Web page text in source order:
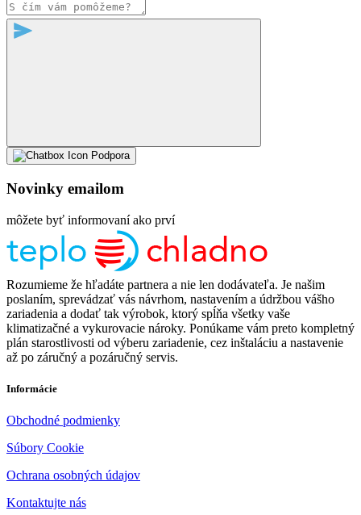
Podpora
Novinky emailom
môžete byť informovaní ako prví
Rozumieme že hľadáte partnera a nie len dodávateľa. Je našim
poslaním, sprevádzať vás návrhom, nastavením a údržbou vášho
zariadenia a dodať tak výrobok, ktorý spĺňa všetky vaše
klimatizačné a vykurovacie nároky. Ponúkame vám preto kompletný
plán starostlivosti od výberu zariadenie, cez inštaláciu a nastavenie
až po záručný a pozáručný servis.
Informácie
Obchodné podmienky
Súbory Cookie
Ochrana osobných údajov
Kontaktujte nás